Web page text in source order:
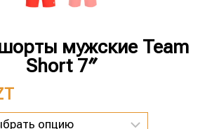
мужские Team
Short 7″